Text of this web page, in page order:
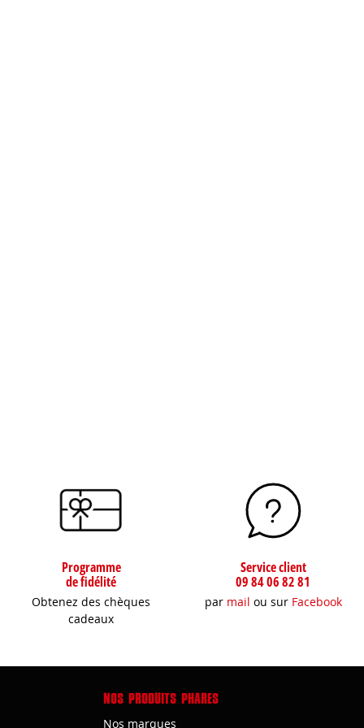
Programme
de fidélité
Obtenez des chèques
cadeaux
Service client
09 84 06 82 81
par mail ou sur Facebook
NOS PRODUITS PHARES
Nos marques